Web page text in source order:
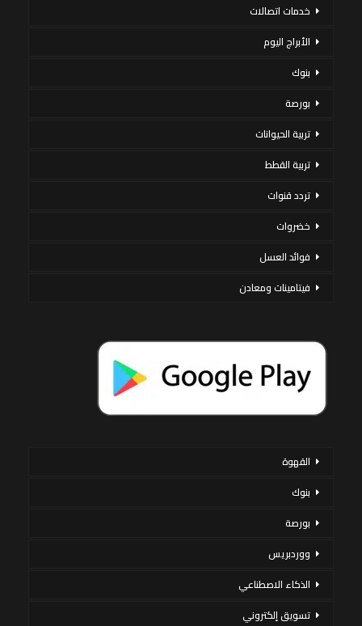
خدمات اتصالات
الأبراج اليوم
بنوك
بورصة
تربية الحيوانات
تربية القطط
تردد قنوات
خضروات
فوائد العسل
فيتامينات ومعادن
القهوة
بنوك
بورصة
ووردبريس
الذكاء الاصطناعي
تسويق إلكتروني